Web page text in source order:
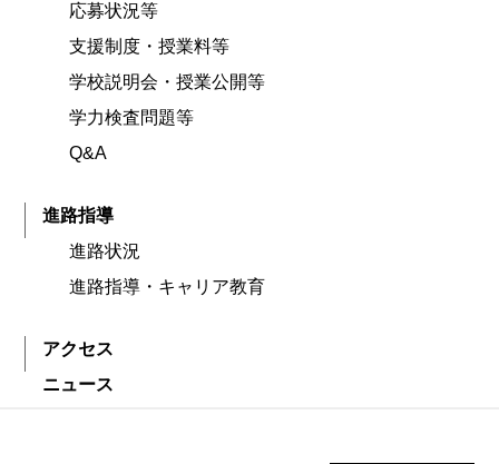
応募状況等
支援制度・授業料等
学校説明会・授業公開等
学力検査問題等
Q&A
進路指導
進路状況
進路指導・キャリア教育
アクセス
ニュース